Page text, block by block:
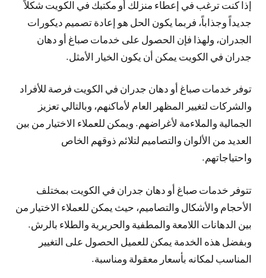
إذا كنت ترغب في إعطاء منزلك أو مكتبك في الكويت شكلاً
جديداً وجذاباً، فربما يكون الحل هو إعادة تصميم ديكورات
الجدران، ولهذا فإن الحصول على خدمات صباغ أو دهان
جدران في الكويت يمكن أن يكون الخيار الأمثل.
توفر خدمات صباغ أو دهان جدران في الكويت فرصة للأفراد
والشركات لتغيير المظهر العام لأماكنهم، وبالتالي تعزيز
الجمالية والملاءمة لأغراضهم. ويمكن للعملاء الاختيار من بين
العديد من الألوان والتصاميم لتلائم ذوقهم الخاص
واحتياجاتهم.
تتوفر خدمات صباغ أو دهان جدران في الكويت بمختلف
الأحجام والأشكال والتصاميم، حيث يمكن للعملاء الاختيار من
بين الدهانات اللامعة والمطفية والحريرية والطلاء بالرش.
وبفضل هذه الخدمة يمكن للعميل الحصول على التغيير
المناسب لمكانه بأسعار معقولة ومناسبة.